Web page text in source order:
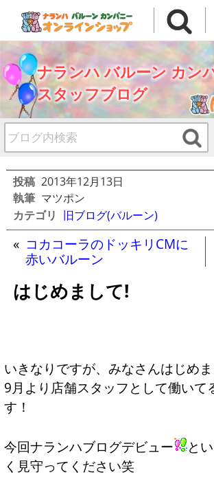
ナランハ バルーン カン
スタッフブログ
投稿 2013年12月13日
執筆 マツポン
カテゴリ 旧ブログ(バルーン)
« コカコーラのドッキリCMに
赤いバルーン
はじめまして!
いきなりですが、みなさんはじめ
9月より店舗スタッフとして働いて
す！
今回ナランハブログデビュー
と
く見守ってください笑